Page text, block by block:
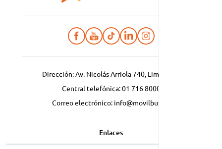
Dirección: Av. Nicolás Arriola 740, Lima, Perú
Central telefónica:01 716 8000
Correo electrónico: info@movilbus.pe
Enlaces